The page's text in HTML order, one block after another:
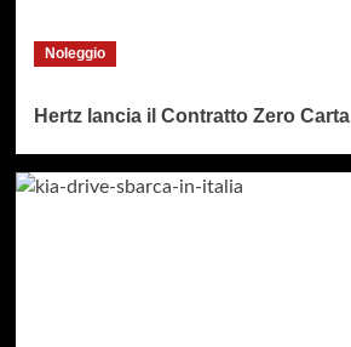
Noleggio
Hertz lancia il Contratto Zero Carta